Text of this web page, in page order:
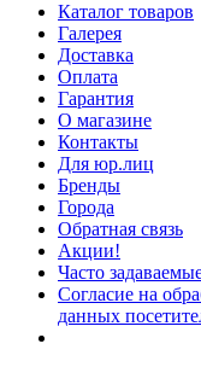
Каталог товаров
Галерея
Доставка
Оплата
Гарантия
О магазине
Контакты
Для юр.лиц
Бренды
Города
Обратная связь
Акции!
Часто
Согласие на
данных